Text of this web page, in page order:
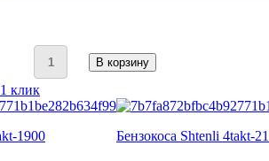
В корзину
клик
1900 Бензокоса Shtenli 4takt-